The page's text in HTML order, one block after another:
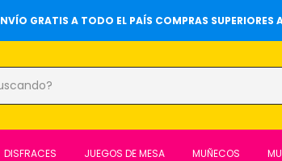
20%OFF SOBRE PRECIOS DE LOCALES Y 6 CUOTAS SIN
DISFRACES JUEGOS DE MESA MUÑECOS